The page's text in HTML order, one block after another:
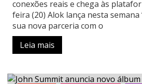
conexões reais e chega às
feira (20) Alok lança nesta semana
sua nova parceria com o
Leia mais